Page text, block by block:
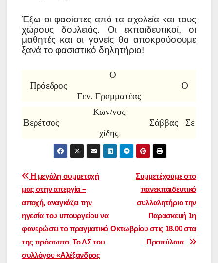
Έξω οι φασίστες από τα σχολεία και τους
χώρους δουλειάς. Οι εκπαιδευτικοί, οι
μαθητές και οι γονείς θα αποκρούσουμε
ξανά το φασιστικό δηλητήριο!
Ο
Πρόεδρος Ο
Γεν. Γραμματέας
Κων/νος
Βερέτσος Σάββας Σε
χίδης
Πλοήγηση
άρθρων
Συμμετέχουμε στο
πανεκπαιδευτικό
συλλαλητήριο την
Παρασκευή 1η
Οκτωβρίου στις 18.00 στα
Προπύλαια .
Η μεγάλη συμμετοχή
μας στην απεργία –
αποχή, αναγκάζει την
ηγεσία του υπουργείου να
φανερώσει το πραγματικό
της πρόσωπο. Το ΔΣ του
συλλόγου «Αλέξανδρος